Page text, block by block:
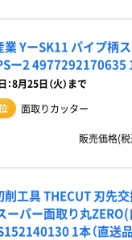
業 YーSK11 パイプ柄
ー2 4977292170635 1
：8月25日（火）まで
面取りカッター
販売価格(
削工具 THECUT 刃先
ーパー面取り丸
1本（直送品